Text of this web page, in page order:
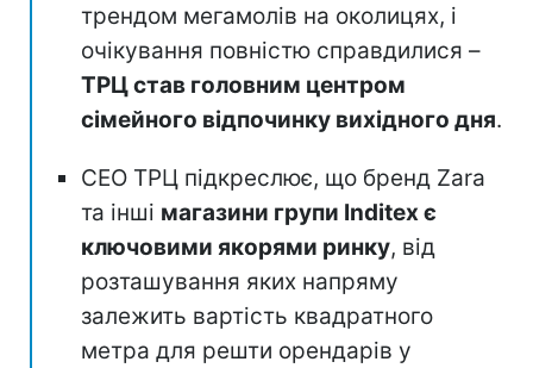
трендом мегамолів на околицях, і
очікування повністю справдилися –
ТРЦ став головним центром
сімейного відпочинку вихідного дня.
СЕО ТРЦ підкреслює, що бренд Zara
та інші магазини групи Inditex є
ключовими якорями ринку, від
розташування яких напряму
залежить вартість квадратного
метра для решти орендарів у